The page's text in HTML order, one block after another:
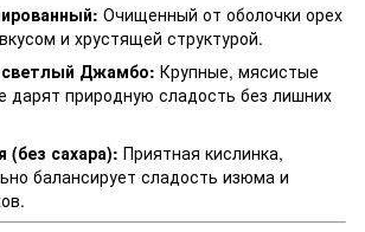
Очищенный от оболочки орех
и хрустящей структурой.
Джамбо: Крупные, мясистые
дарят природную сладость без лишних
(без сахара): Приятная кислинка,
балансирует сладость изюма и